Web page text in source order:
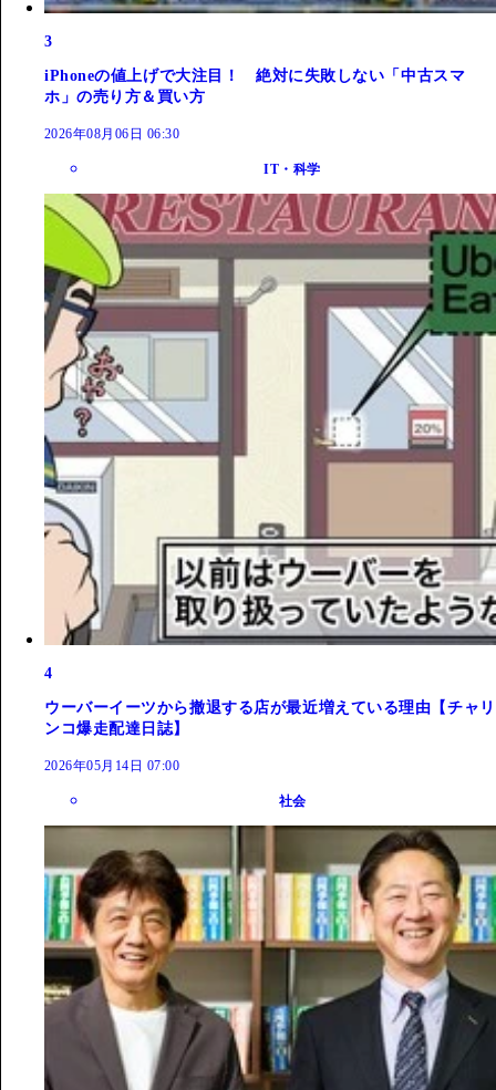
3
iPhoneの値上げで大注目！ 絶対に失敗しない「中古スマ
ホ」の売り方＆買い方
2026年08月06日 06:30
IT・科学
4
ウーバーイーツから撤退する店が最近増えている理由【チャリ
ンコ爆走配達日誌】
2026年05月14日 07:00
社会